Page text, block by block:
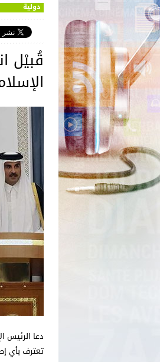
دولية
قُبيْل
دعا الرئيس
تعترف بأي